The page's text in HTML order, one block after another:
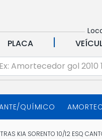
PLACA |
QUÍMICO
KIA SORENTO 10/12 ESQ